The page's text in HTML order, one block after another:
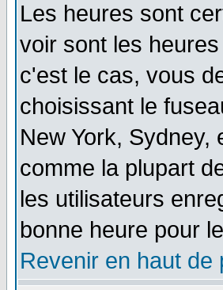
Les heures sont
voir sont les
c'est le cas, vous
choisissant le
New York, Sydney,
comme la plupart
les utilisateurs
bonne heure pour
Revenir en haut de